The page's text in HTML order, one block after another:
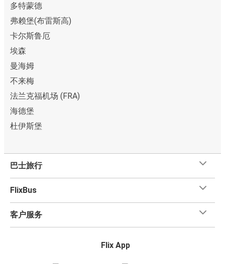
多特蒙德
弗赖堡(布雷斯高)
卡尔斯鲁厄
埃森
曼海姆
不来梅
法兰克福机场 (FRA)
海德堡
杜伊斯堡
巴士旅行
FlixBus
客户服务
Flix App